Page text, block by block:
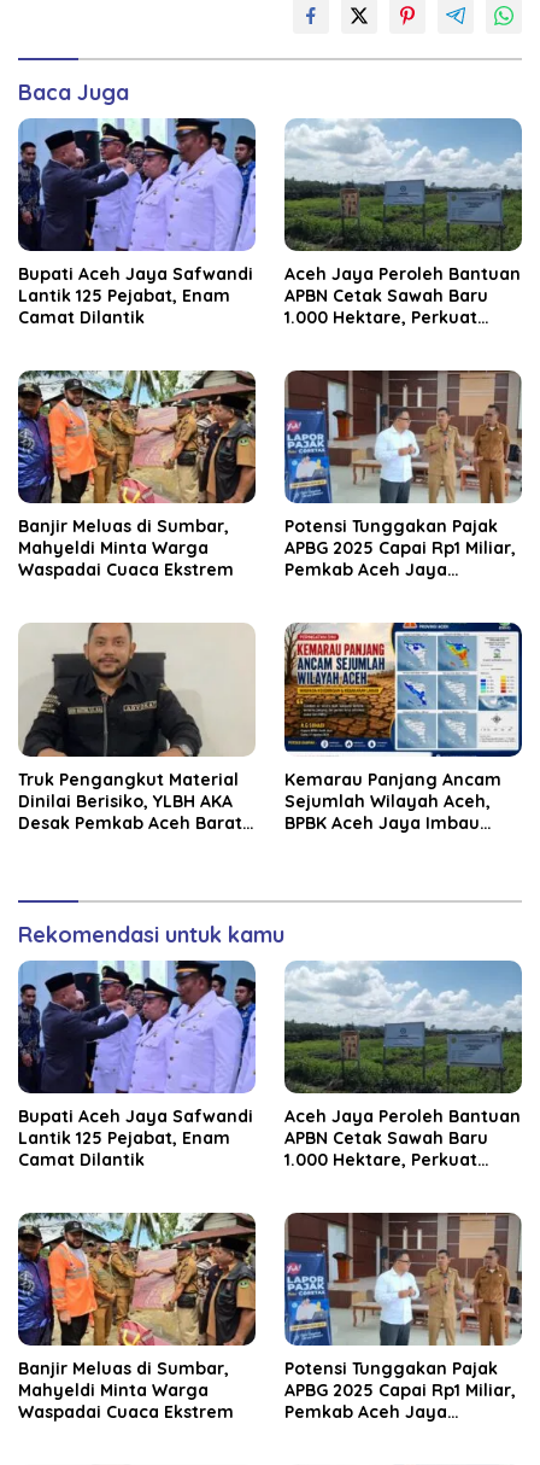
Baca Juga
Bupati Aceh Jaya Safwandi
Lantik 125 Pejabat, Enam
Camat Dilantik
Aceh Jaya Peroleh Bantuan
APBN Cetak Sawah Baru
1.000 Hektare, Perkuat
Banjir Meluas di Sumbar,
Mahyeldi Minta Warga
Waspadai Cuaca Ekstrem
Potensi Tunggakan Pajak
APBG 2025 Capai Rp1 Miliar,
Pemkab Aceh Jaya
Truk Pengangkut Material
Dinilai Berisiko, YLBH AKA
Desak Pemkab Aceh Barat
Kemarau Panjang Ancam
Sejumlah Wilayah Aceh,
BPBK Aceh Jaya Imbau
Rekomendasi untuk kamu
Bupati Aceh Jaya Safwandi
Lantik 125 Pejabat, Enam
Camat Dilantik
Aceh Jaya Peroleh Bantuan
APBN Cetak Sawah Baru
1.000 Hektare, Perkuat
Banjir Meluas di Sumbar,
Mahyeldi Minta Warga
Waspadai Cuaca Ekstrem
Potensi Tunggakan Pajak
APBG 2025 Capai Rp1 Miliar,
Pemkab Aceh Jaya